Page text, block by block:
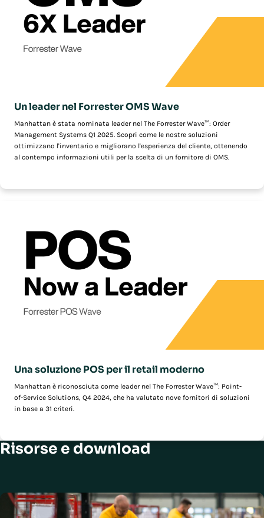
Un leader nel Forrester OMS Wave
Manhattan è stata nominata leader nel The Forrester Wave™: Order
Management Systems Q1 2025. Scopri come le nostre soluzioni
ottimizzano l'inventario e migliorano l'esperienza del cliente, ottenendo
al contempo informazioni utili per la scelta di un fornitore di OMS.
Una soluzione POS per il retail moderno
Manhattan è riconosciuta come leader nel The Forrester Wave™: Point-
of-Service Solutions, Q4 2024, che ha valutato nove fornitori di soluzioni
in base a 31 criteri.
Risorse e download